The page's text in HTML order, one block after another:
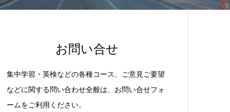
お問い合せ
集中学習・英検などの各種コース、ご意見ご要望
などに関する問い合わせ全般は、お問い合せフォ
ームをご利用ください。